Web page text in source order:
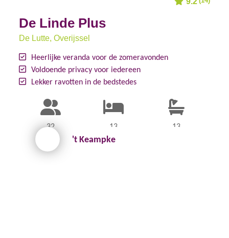
De Linde Plus
De Lutte, Overijssel
Heerlijke veranda voor de zomeravonden
Voldoende privacy voor iedereen
Lekker ravotten in de bedstedes
32 13 13
't Keampke